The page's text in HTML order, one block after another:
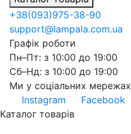
+38(093)975-38-90
support@lampala.com.ua
Графік роботи
Пн–Пт: з 10:00 до 19:00
Сб–Нд: з 10:00 до 19:00
Ми у соціальних мережах
Instagram
Facebook
Каталог товарів